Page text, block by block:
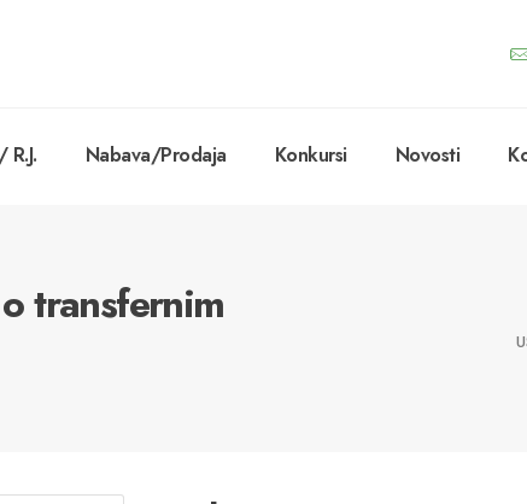
Nabava/Prodaja Konkursi Novosti
transfernim